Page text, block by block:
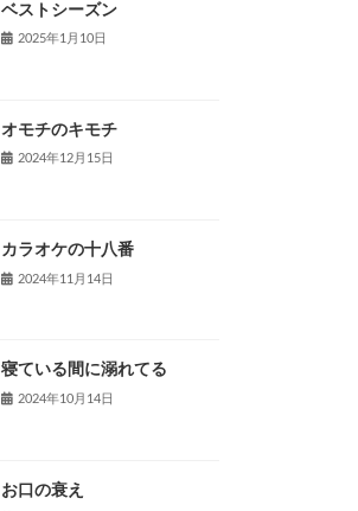
ベストシーズン
2025年1月10日
オモチのキモチ
2024年12月15日
カラオケの十八番
2024年11月14日
寝ている間に溺れてる
2024年10月14日
お口の衰え